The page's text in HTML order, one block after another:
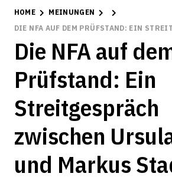
HOME
MEINUNGEN
DIE NFA AUF DEM PRÜFSTAND: EIN
Die NFA auf
Prüfstand: Ein
Streitgespräch
zwischen
und Markus